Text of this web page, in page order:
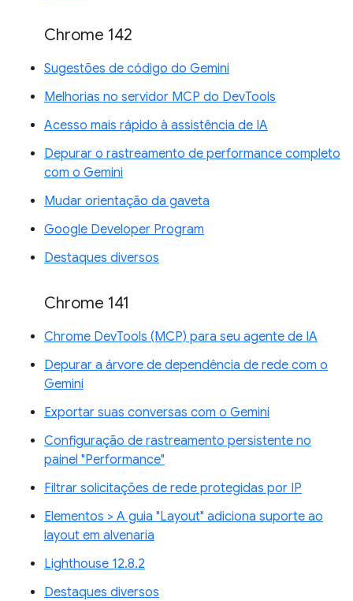
Chrome 142
Sugestões de código do Gemini
Melhorias no servidor MCP do DevTools
Acesso mais rápido à assistência de IA
Depurar o rastreamento de performance completo
com o Gemini
Mudar orientação da gaveta
Google Developer Program
Destaques diversos
Chrome 141
Chrome DevTools (MCP) para seu agente de IA
Depurar a árvore de dependência de rede com o
Gemini
Exportar suas conversas com o Gemini
Configuração de rastreamento persistente no
painel "Performance"
Filtrar solicitações de rede protegidas por IP
Elementos > A guia "Layout" adiciona suporte ao
layout em alvenaria
Lighthouse 12.8.2
Destaques diversos